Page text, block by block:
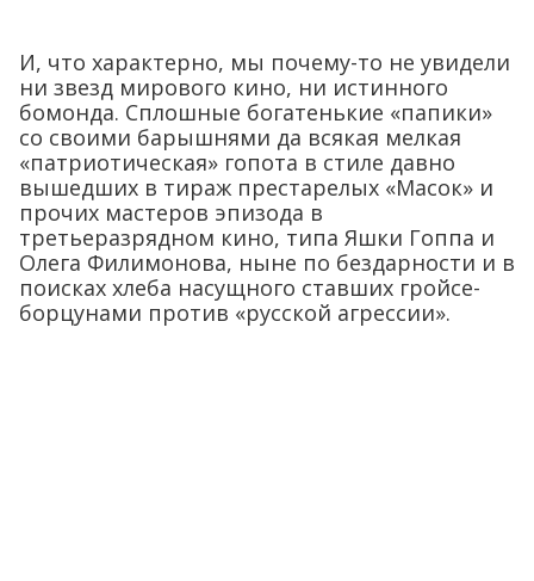
И, что характерно, мы почему-то не увидели
ни звезд мирового кино, ни истинного
бомонда. Сплошные богатенькие «папики»
со своими барышнями да всякая мелкая
«патриотическая» гопота в стиле давно
вышедших в тираж престарелых «Масок» и
прочих мастеров эпизода в
третьеразрядном кино, типа Яшки Гоппа и
Олега Филимонова, ныне по бездарности и в
поисках хлеба насущного ставших гройсе-
борцунами против «русской агрессии».